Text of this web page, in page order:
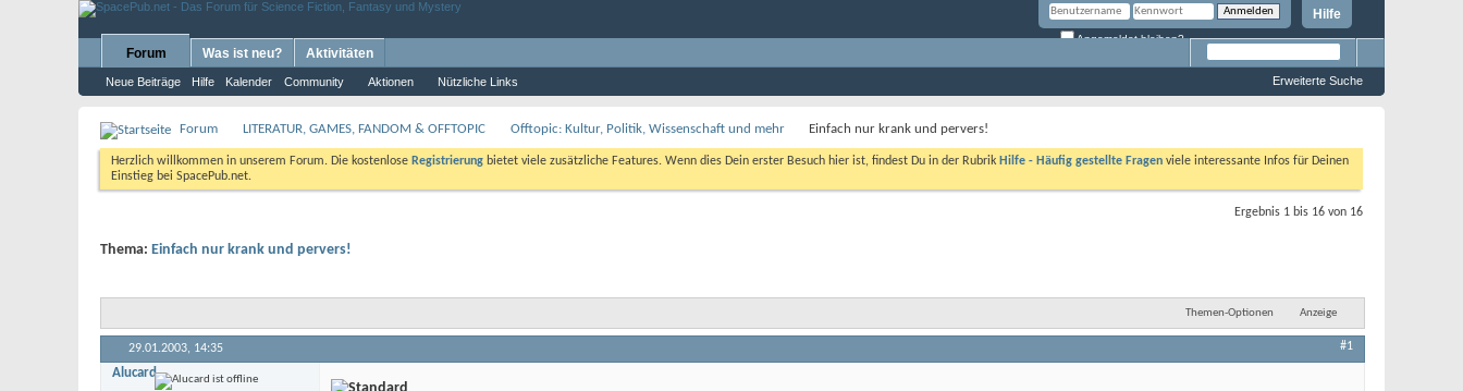
Hilfe
Angemeldet bleiben?
Forum
Neue Beiträge Hilfe Kalender Community Aktionen Nützliche Links
Was ist neu? Aktivitäten
Erweiterte Suche
Forum LITERATUR, GAMES, FANDOM & OFFTOPIC Offtopic: Kultur, Politik, Wissenschaft und mehr Einfach nur krank und pervers!
Herzlich willkommen in unserem Forum. Die kostenlose Registrierung bietet viele zusätzliche Features. Wenn dies Dein erster Besuch hier ist, findest Du in der Rubrik Hilfe - Häufig gestellte Fragen viele interessante Infos für Deinen
Einstieg bei SpacePub.net.
Ergebnis 1 bis 16 von 16
Thema: Einfach nur krank und pervers!
Themen-Optionen Anzeige
29.01.2003, 14:35 #1
Alucard